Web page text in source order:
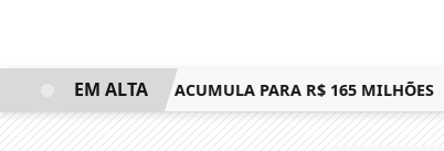
SENA; PRÊMIO ACUMULA PARA R$ 165 MILHÕES
EM ALTA